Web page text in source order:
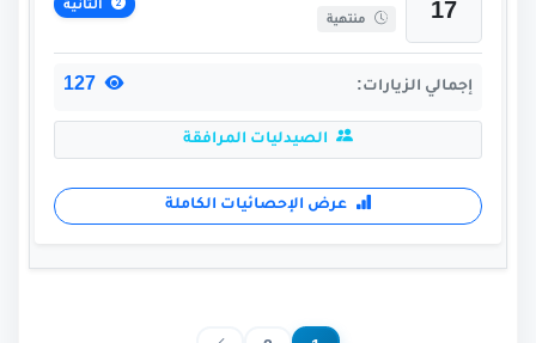
17 منتهية
الثانية
إجمالي الزيارات:
الصيدليات المرافقة
عرض الإحصائيات الكاملة